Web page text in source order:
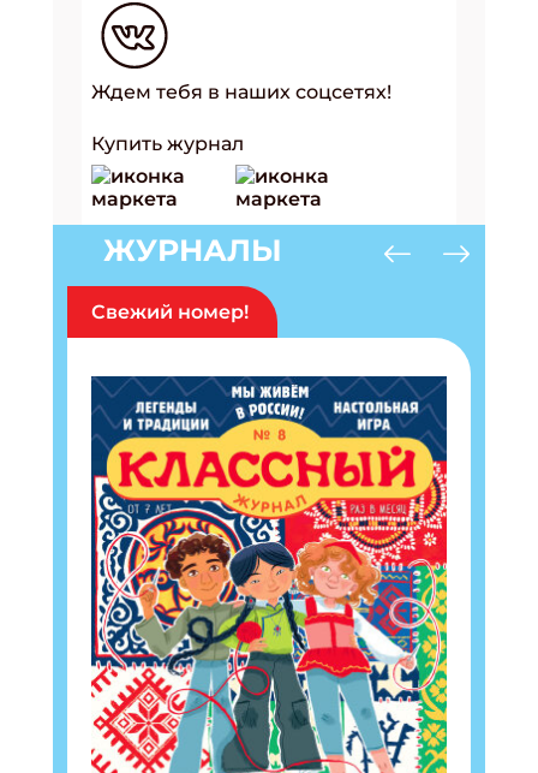
Ждем тебя в наших соцсетях!
Купить журнал
ЖУРНАЛЫ
Свежий номер!
Подпишись на рассылку
Получи электронный "Классный журнал" в
Укажите имя
Укажите Ваш Email
ПОДПИСАТЬСЯ